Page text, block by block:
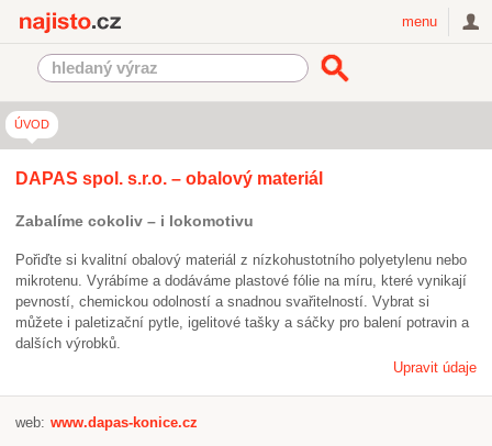
menu
ÚVOD
DAPAS spol. s.r.o. – obalový materiál
Zabalíme cokoliv – i lokomotivu
Pořiďte si kvalitní obalový materiál z nízkohustotního polyetylenu nebo
mikrotenu. Vyrábíme a dodáváme plastové fólie na míru, které vynikají
pevností, chemickou odolností a snadnou svařitelností. Vybrat si
můžete i paletizační pytle, igelitové tašky a sáčky pro balení potravin a
dalších výrobků.
Upravit údaje
web: www.dapas-konice.cz